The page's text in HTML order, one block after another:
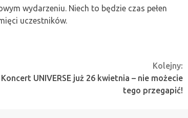
wydarzeniu. Niech to będzie czas pełen
uczestników.
Kolejny:
Koncert UNIVERSE już 26 kwietnia – nie możecie
tego przegapić!